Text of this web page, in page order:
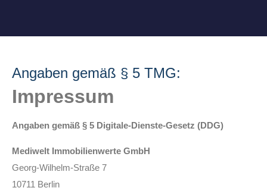
Angaben gemäß § 5 TMG:
Impressum
Angaben gemäß § 5 Digitale-Dienste-Gesetz (DDG)
Mediwelt Immobilienwerte GmbH
Georg-Wilhelm-Straße 7
10711 Berlin